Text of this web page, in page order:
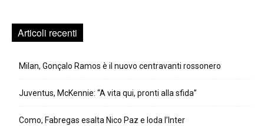
Articoli recenti
Milan, Gonçalo Ramos è il nuovo centravanti rossonero
Juventus, McKennie: “A vita qui, pronti alla sfida”
Como, Fabregas esalta Nico Paz e loda l’Inter